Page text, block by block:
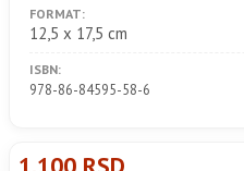
FORMAT:
12,5 x 17,5 cm
ISBN:
978-86-84595-58-6